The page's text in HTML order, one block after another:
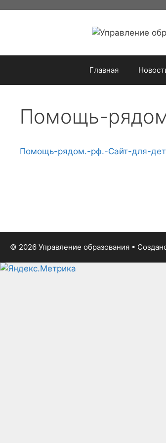
Главная
Помощь-
Помощь-рядом.-рф.-Сайт-для-
© 2026 Управление образования •